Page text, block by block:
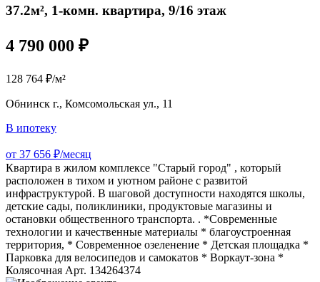
37.2м², 1-комн. квартира, 9/16 этаж
4 790 000 ₽
128 764 ₽/м²
Обнинск г., Комсомольская ул., 11
В ипотеку
от 37 656 ₽/месяц
Квартира в жилом комплексе "Старый город" , который
расположен в тихом и уютном районе с развитой
инфраструктурой. В шаговой доступности находятся школы,
детские сады, поликлиники, продуктовые магазины и
остановки общественного транспорта. . *Современные
технологии и качественные материалы * благоустроенная
территория, * Современное озеленение * Детская площадка *
Парковка для велосипедов и самокатов * Воркаут-зона *
Колясочная Арт. 134264374